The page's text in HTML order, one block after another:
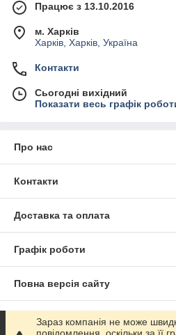
Працює з 13.10.2016
м. Харків
Харків, Харків, Україна
Контакти
Сьогодні вихідний
Показати весь графік
Про нас
Контакти
Доставка та оплата
Графік роботи
Повна версія сайту
Сайт створено на маркетплейсі
Зараз компанія не може